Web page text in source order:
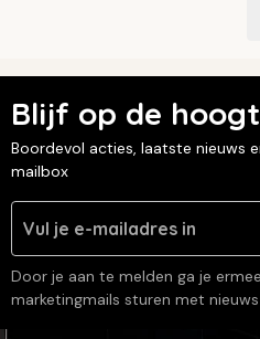
Blijf op de
Boordevol acties, laatste nieuws
mailbox
Door je aan te melden ga je
marketingmails sturen met